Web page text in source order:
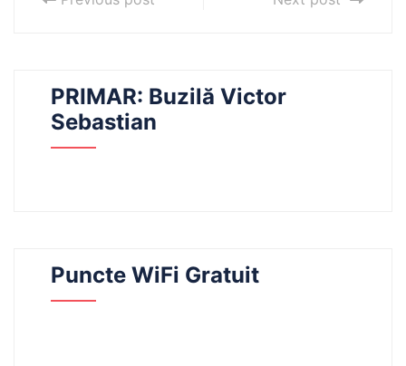
PRIMAR: Buzilă Victor
Sebastian
Puncte WiFi Gratuit